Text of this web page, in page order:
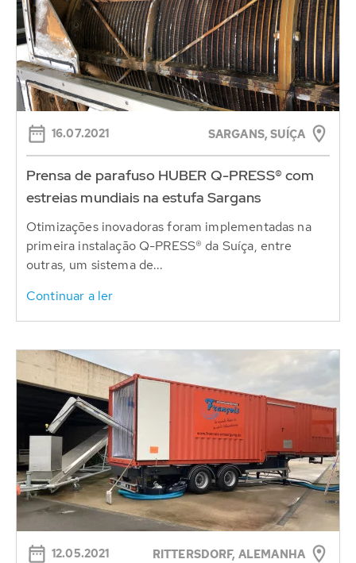
16.07.2021 SARGANS, SUÍÇA
Prensa de parafuso HUBER Q-PRESS® com
estreias mundiais na estufa Sargans
Otimizações inovadoras foram implementadas na
primeira instalação Q-PRESS® da Suíça, entre
outras, um sistema de...
Continuar a ler
12.05.2021 RITTERSDORF, ALEMANHA